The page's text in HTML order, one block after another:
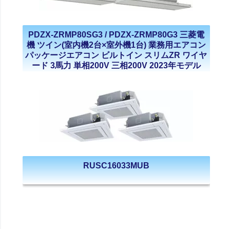
PDZX-ZRMP80SG3 / PDZX-ZRMP80G3 三菱電
機 ツイン(室内機2台×室外機1台) 業務用エアコン
パッケージエアコン ビルトイン スリムZR ワイヤ
ード 3馬力 単相200V 三相200V 2023年モデル
RUSC16033MUB